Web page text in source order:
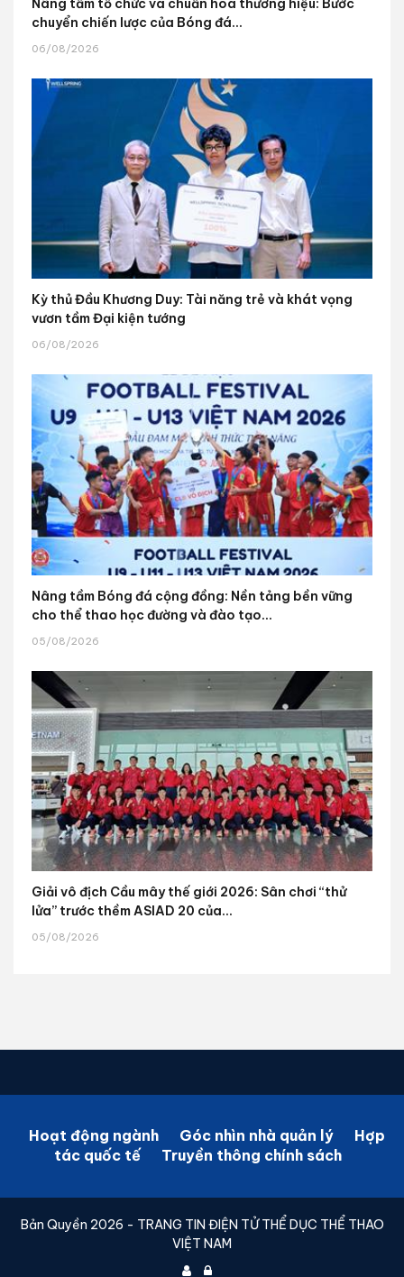
Nâng tầm tổ chức và chuẩn hóa thương hiệu: Bước
chuyển chiến lược của Bóng đá...
06/08/2026
Kỳ thủ Đầu Khương Duy: Tài năng trẻ và khát vọng
vươn tầm Đại kiện tướng
06/08/2026
Nâng tầm Bóng đá cộng đồng: Nền tảng bền vững
cho thể thao học đường và đào tạo...
05/08/2026
Giải vô địch Cầu mây thế giới 2026: Sân chơi “thử
lửa” trước thềm ASIAD 20 của...
05/08/2026
Hoạt động ngành Góc nhìn nhà quản lý
Hợp
tác quốc tế
Truyền thông chính sách
Bản Quyền 2026 - TRANG TIN ĐIỆN TỬ THỂ DỤC THỂ THAO
VIỆT NAM